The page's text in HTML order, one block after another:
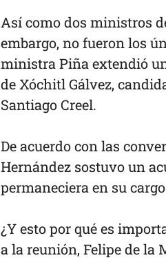
Así como dos ministros
embargo, no fueron los
ministra Piña extendió
de Xóchitl Gálvez,
Santiago Creel.
De acuerdo con las
Hernández sostuvo un
permaneciera en su
¿Y esto por qué es
a la reunión, Felipe de la